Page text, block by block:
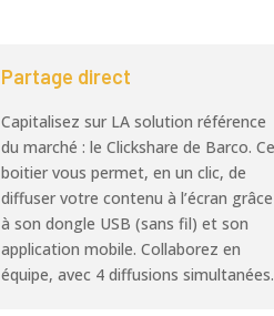
Partage direct
Capitalisez sur LA solution référence
du marché : le Clickshare de Barco. Ce
boitier vous permet, en un clic, de
diffuser votre contenu à l’écran grâce
à son dongle USB (sans fil) et son
application mobile. Collaborez en
équipe, avec 4 diffusions simultanées.